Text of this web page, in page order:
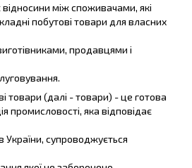
між споживачами, які
побутові товари для власних
продавцями і
товари (далі - товари) - це готова
промисловості, яка відповідає
супроводжується